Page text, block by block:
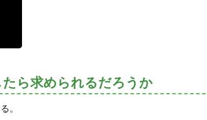
たら求められるだろうか
。